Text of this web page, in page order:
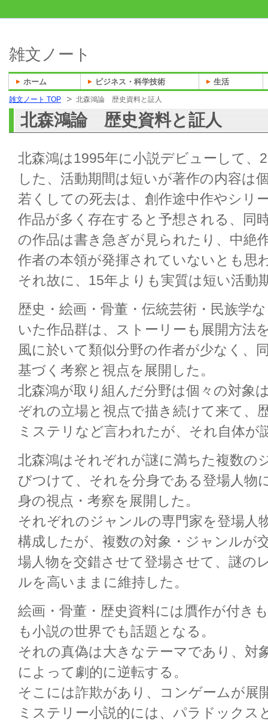
雑文ノート TOP 北森鴻論 歴史資料と証人
北森鴻論 歴史資料と証人
北森鴻は1995年に小説デビューして、
した、活動期間は短いが著作の内容は
若くしての死去は、創作途中作やシリ
作品が多く存在すると予想される、同
の作品は書き急ぎが見られたり、中絶
作者の本領が発揮されていないとも思
それ故に、15年よりも実質は短い活動
歴史・絵画・骨董・伝統芸術・民族学
いた作品群は、ストーリーも展開方法
風に於いて類似分野の作者が少なく、
基づく考察と視点を展開した。
北森鴻が取り組んだ分野は個々の対象
ぞれの立場と視点で描き続けて来て、
ミステリなど言われたが、それ自体が
北森鴻はそれぞれが謎に満ちた複数の
びつけて、それを分身である登場人物
身の視点・考察を展開した。
それぞれのジャンルの専門家を登場人
構成したが、複数の対象・ジャンルが
場人物を交錯させて登場させて、謎の
ルを高いままに維持した。
絵画・骨董・歴史資料には贋作が付き
も小説の世界でも話題となる。
それの真偽は大きなテーマであり、対
によって劇的に逆転する。
そこには詐欺があり、コンゲームが展
ミステリー小説的には、パラドックス
雑文ノート
ホーム ビジネス・科学技術 生活